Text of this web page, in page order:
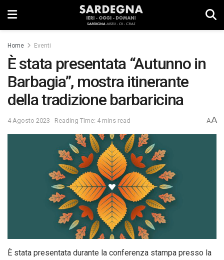
Home Eventi
È stata presentata “Autunno in
Barbagia”, mostra itinerante
della tradizione barbaricina
4 Agosto 2023 Reading Time: 4 mins read AA
È stata presentata durante la conferenza stampa presso la